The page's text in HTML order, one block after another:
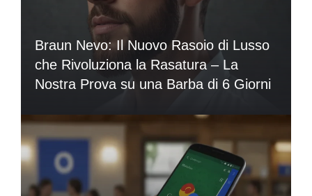
Braun Nevo: Il Nuovo Rasoio di Lusso
che Rivoluziona la Rasatura – La
Nostra Prova su una Barba di 6 Giorni